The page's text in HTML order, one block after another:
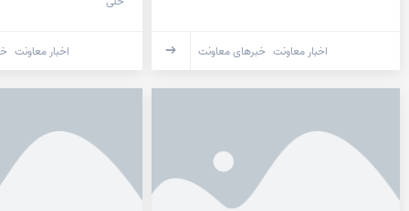
اخبار معاونت خبرهای معاونت اخبار معاونت